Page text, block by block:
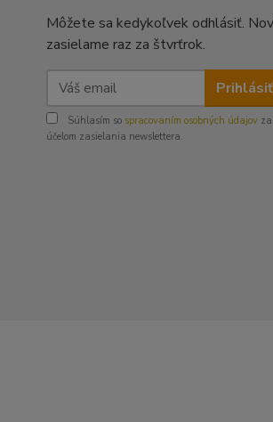
Môžete sa kedykoľvek odhlásiť.
zasielame raz za štvrťrok.
Súhlasím so spracovaním osobných údajov za
účelom zasielania newslettera.